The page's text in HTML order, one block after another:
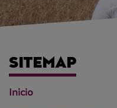
SITEMAP
Inicio